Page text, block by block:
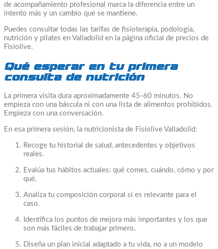
de acompañamiento profesional marca la diferencia entre un
intento más y un cambio que se mantiene.
Puedes consultar todas las tarifas de fisioterapia, podología,
nutrición y pilates en Valladolid en la página oficial de precios de
Fisiolive.
Qué esperar en tu primera
consulta de nutrición
La primera visita dura aproximadamente 45-60 minutos. No
empieza con una báscula ni con una lista de alimentos prohibidos.
Empieza con una conversación.
En esa primera sesión, la nutricionista de Fisiolive Valladolid:
Recoge tu historial de salud, antecedentes y objetivos
reales.
Evalúa tus hábitos actuales: qué comes, cuándo, cómo y por
qué.
Analiza tu composición corporal si es relevante para el
caso.
Identifica los puntos de mejora más importantes y los que
son más fáciles de trabajar primero.
Diseña un plan inicial adaptado a tu vida, no a un modelo